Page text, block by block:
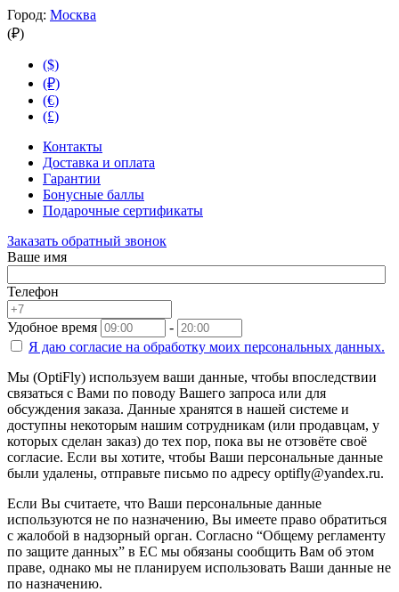
Город: Москва
(₽)
($)
(₽)
(€)
(£)
Контакты
Доставка и оплата
Гарантии
Бонусные баллы
Подарочные сертификаты
Заказать обратный звонок
Ваше имя
Телефон
Удобное время
-
Я даю согласие на обработку моих персональных данных.
Мы (OptiFly) используем ваши данные, чтобы впоследствии
связаться с Вами по поводу Вашего запроса или для
обсуждения заказа. Данные хранятся в нашей системе и
доступны некоторым нашим сотрудникам (или продавцам, у
которых сделан заказ) до тех пор, пока вы не отзовёте своё
согласие. Если вы хотите, чтобы Ваши персональные данные
были удалены, отправьте письмо по адресу optifly@yandex.ru.
Если Вы считаете, что Ваши персональные данные
используются не по назначению, Вы имеете право обратиться
с жалобой в надзорный орган. Согласно “Общему регламенту
по защите данных” в ЕС мы обязаны сообщить Вам об этом
праве, однако мы не планируем использовать Ваши данные не
по назначению.